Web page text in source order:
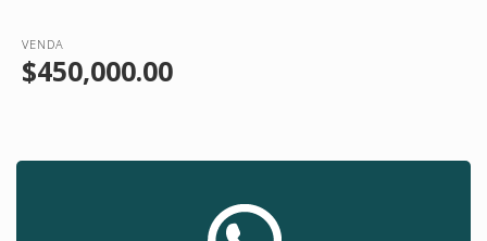
VENDA
$450,000.00